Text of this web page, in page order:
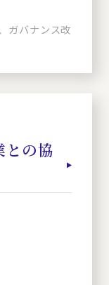
ガバナンス改
との協